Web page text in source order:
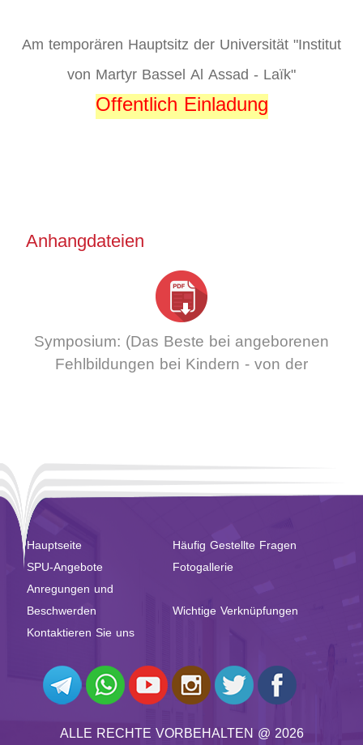
Am temporären Hauptsitz der Universität "Institut
von Martyr Bassel Al Assad - Laïk"
Offentlich Einladung
Anhangdateien
Symposium: (Das Beste bei angeborenen
Fehlbildungen bei Kindern - von der
Hauptseite
Häufig Gestellte Fragen
SPU-Angebote
Fotogallerie
Anregungen und
Beschwerden
Wichtige Verknüpfungen
Kontaktieren Sie uns
ALLE RECHTE VORBEHALTEN @ 2026